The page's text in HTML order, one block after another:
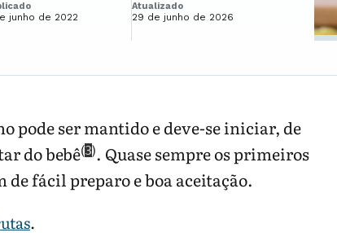
junho de 2022
Atualizado
29 de junho de 2026
pode ser mantido e deve-se iniciar, de
do bebê(3). Quase sempre os primeiros
fácil preparo e boa aceitação.
.